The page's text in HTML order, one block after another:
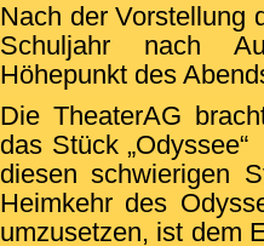
Nach der Vorstellung
Schuljahr nach
Höhepunkt des
Die TheaterAG
das Stück
diesen schwierigen
Heimkehr des
umzusetzen, ist dem